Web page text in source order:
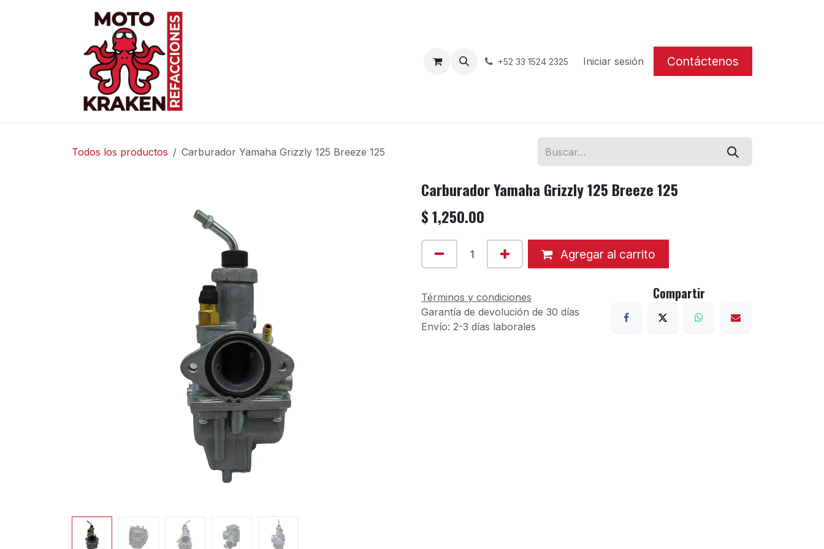
Contáctenos+52 33 1524 2325 Iniciar sesión Contáctenos
Todos los productos Carburador Yamaha Grizzly 125 Breeze 125
Carburador Yamaha Grizzly 125 Breeze 125
$1,250.00
Agregar al carrito
Términos y condiciones
Garantía de devolución de 30 días
Envío: 2-3 días laborales
Compartir